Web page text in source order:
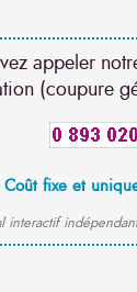
appeler
(coupure
Coût fixe et
interactif